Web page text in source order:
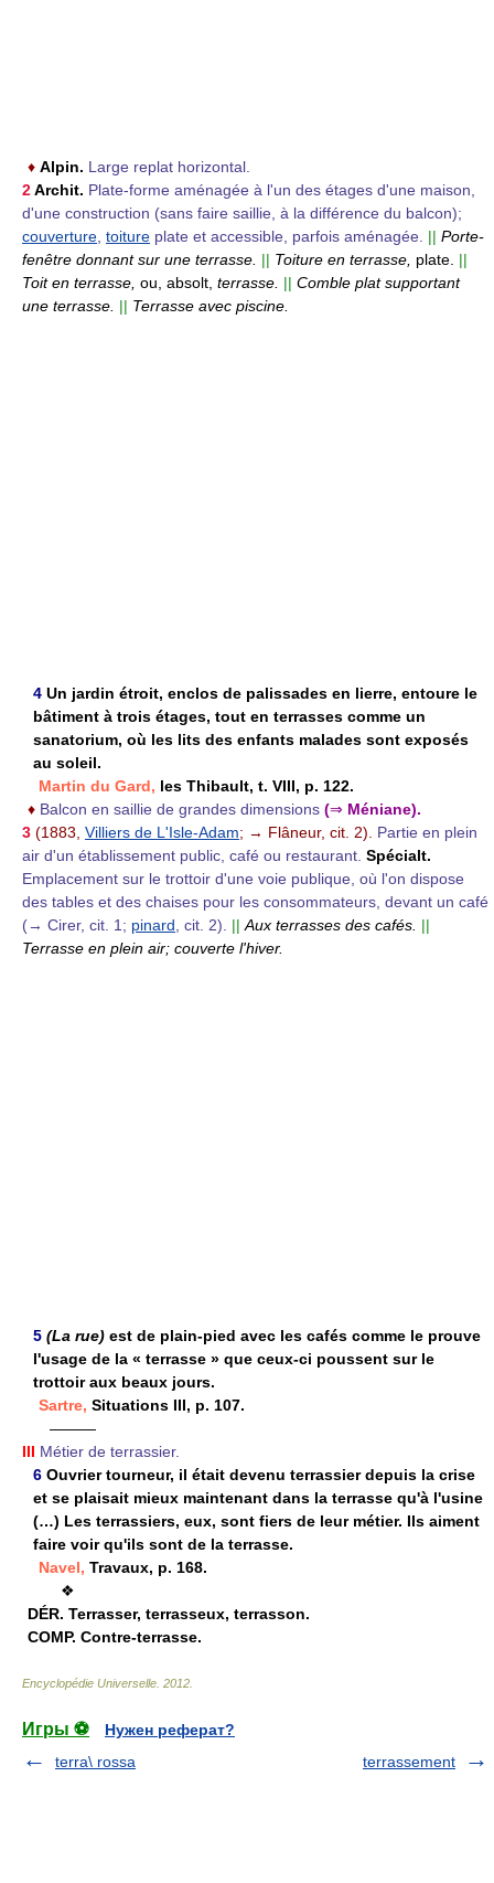
♦ Alpin. Large replat horizontal.
2Archit. Plate-forme aménagée à l'un des étages d'une maison,
d'une construction (sans faire saillie, à la différence du balcon);
couverture, toiture plate et accessible, parfois aménagée. || Porte-
fenêtre donnant sur une terrasse. || Toiture en terrasse, plate. ||
Toit en terrasse, ou, absolt, terrasse. || Comble plat supportant
une terrasse. || Terrasse avec piscine.
4 Un jardin étroit, enclos de palissades en lierre, entoure le
bâtiment à trois étages, tout en terrasses comme un
sanatorium, où les lits des enfants malades sont exposés
au soleil.
Martin du Gard, les Thibault, t. VIII, p. 122.
♦ Balcon en saillie de grandes dimensions (⇒ Méniane).
3 (1883, Villiers de L'Isle-Adam; → Flâneur, cit. 2). Partie en plein
air d'un établissement public, café ou restaurant. Spécialt.
Emplacement sur le trottoir d'une voie publique, où l'on dispose
des tables et des chaises pour les consommateurs, devant un café
(→ Cirer, cit. 1; pinard, cit. 2). || Aux terrasses des cafés. ||
Terrasse en plein air; couverte l'hiver.
5 (La rue) est de plain-pied avec les cafés comme le prouve
l'usage de la « terrasse » que ceux-ci poussent sur le
trottoir aux beaux jours.
Sartre, Situations III, p. 107.
———
III Métier de terrassier.
6 Ouvrier tourneur, il était devenu terrassier depuis la crise
et se plaisait mieux maintenant dans la terrasse qu'à l'usine
(…) Les terrassiers, eux, sont fiers de leur métier. Ils aiment
faire voir qu'ils sont de la terrasse.
Navel, Travaux, p. 168.
❖
DÉR. Terrasser, terrasseux, terrasson.
COMP. Contre-terrasse.
Encyclopédie Universelle 2012
Игры ⚽
Нужен реферат?
terra\ rossa
terrassement